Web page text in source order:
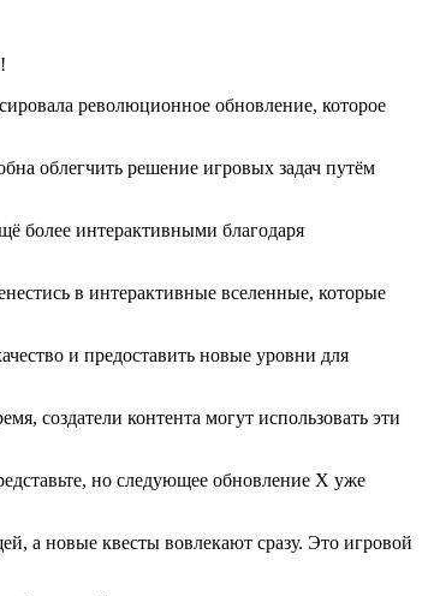
революционное обновление, которое
облегчить решение игровых задач путём
более интерактивными благодаря
в интерактивные вселенные, которые
и предоставить новые уровни для
создатели контента могут использовать эти
но следующее обновление X уже
а новые квесты вовлекают сразу. Это игровой